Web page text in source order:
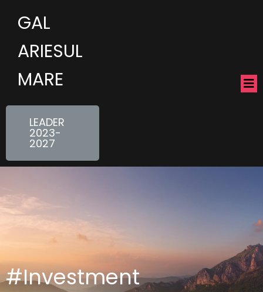
GAL
ARIESUL
MARE
LEADER
2023-
2027
#Investment